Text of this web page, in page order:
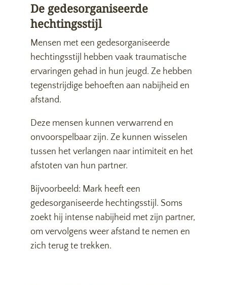
De gedesorganiseerde
hechtingsstijl
Mensen met een gedesorganiseerde
hechtingsstijl hebben vaak traumatische
ervaringen gehad in hun jeugd. Ze hebben
tegenstrijdige behoeften aan nabijheid en
afstand.
Deze mensen kunnen verwarrend en
onvoorspelbaar zijn. Ze kunnen wisselen
tussen het verlangen naar intimiteit en het
afstoten van hun partner.
Bijvoorbeeld: Mark heeft een
gedesorganiseerde hechtingsstijl. Soms
zoekt hij intense nabijheid met zijn partner,
om vervolgens weer afstand te nemen en
zich terug te trekken.